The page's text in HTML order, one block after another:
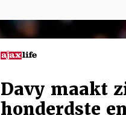
Davy maakt
honderdste